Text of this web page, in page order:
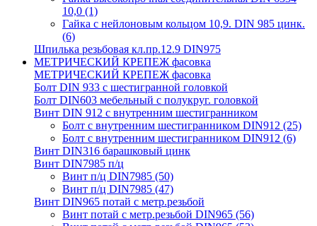
10,0 (1)
Гайка с нейлоновым кольцом 10,9. DIN 985 цинк.
(6)
Шпилька резьбовая кл.пр.12.9 DIN975
МЕТРИЧЕСКИЙ КРЕПЕЖ фасовка
МЕТРИЧЕСКИЙ КРЕПЕЖ фасовка
Болт DIN 933 с шестигранной головкой
Болт DIN603 мебельный с полукруг. головкой
Винт DIN 912 с внутренним шестигранником
Болт с внутренним шестигранником DIN912 (25)
Болт с внутренним шестигранником DIN912 (6)
Винт DIN316 барашковый цинк
Винт DIN7985 п/ц
Винт п/ц DIN7985 (50)
Винт п/ц DIN7985 (47)
Винт DIN965 потай с метр.резьбой
Винт потай с метр.резьбой DIN965 (56)